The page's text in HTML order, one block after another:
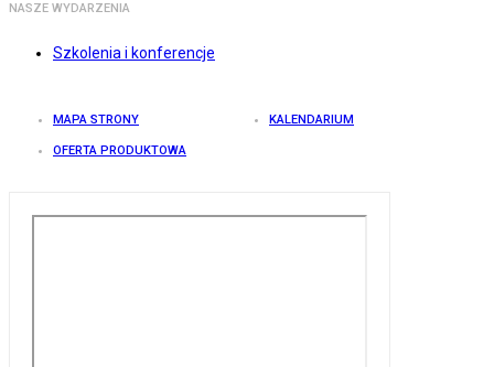
NASZE WYDARZENIA
Szkolenia i konferencje
MAPA STRONY KALENDARIUM
OFERTA PRODUKTOWA